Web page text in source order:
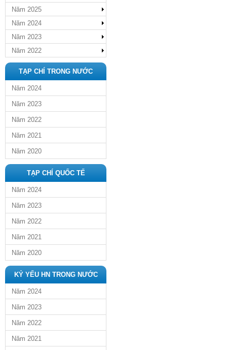
Năm 2025
Năm 2024
Năm 2023
Năm 2022
TẠP CHÍ TRONG NƯỚC
Năm 2024
Năm 2023
Năm 2022
Năm 2021
Năm 2020
TẠP CHÍ QUỐC TẾ
Năm 2024
Năm 2023
Năm 2022
Năm 2021
Năm 2020
KỶ YẾU HN TRONG NƯỚC
Năm 2024
Năm 2023
Năm 2022
Năm 2021